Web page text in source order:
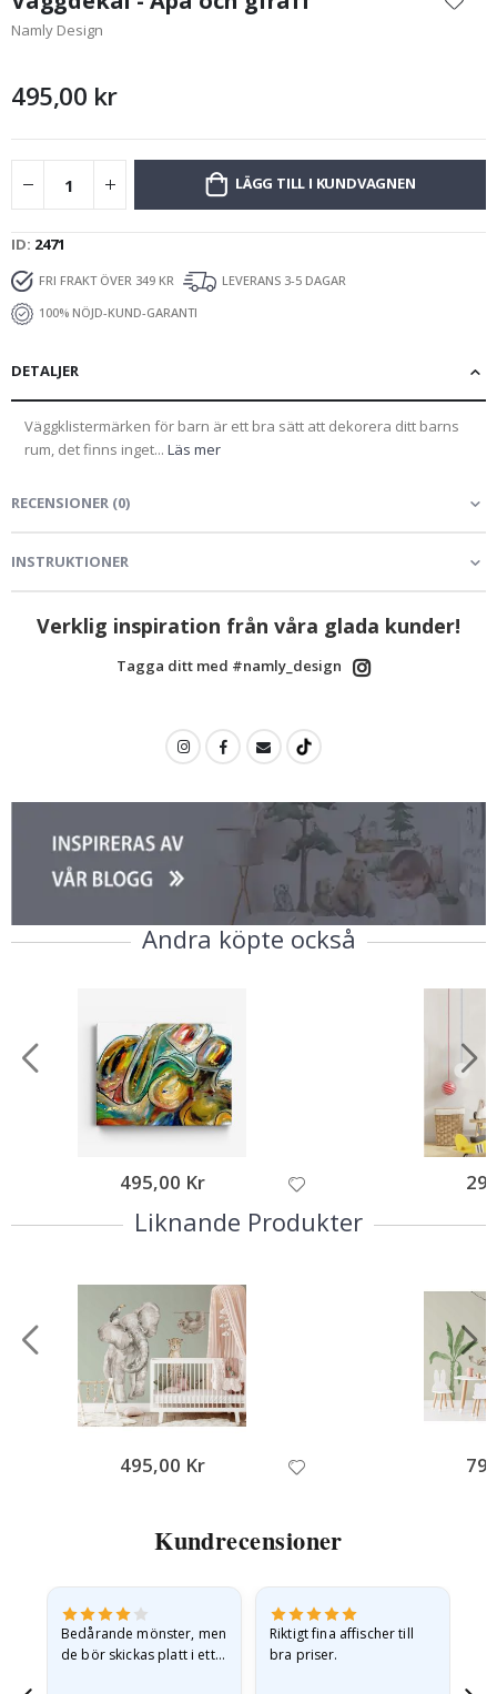
början
av
Namly Design
495,00 kr
LÄGG TILL I KUNDVAGNEN
ID 2471
FRI FRAKT ÖVER 349 KR
LEVERANS 3-5 DAGAR
100% NÖJD-KUND-GARANTI
DETALJER
Väggklistermärken för barn är ett bra sätt att dekorera ditt barns
rum, det finns inget... Läs mer
RECENSIONER (0)
INSTRUKTIONER
Verklig inspiration från våra glada kunder!
Tagga ditt med #namly_design
Andra köpte också
495,00 Kr
Liknande Produkter
495,00 Kr
Kundrecensioner
Bedårande mönster, men
de bör skickas platt i ett
Riktigt fina affischer till
bra priser.